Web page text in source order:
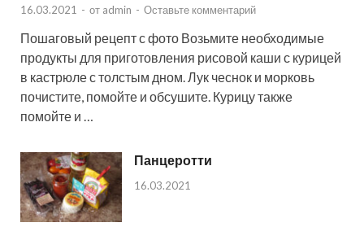
16.03.2021 - от admin - Оставьте комментарий
Пошаговый рецепт с фото Возьмите необходимые
продукты для приготовления рисовой каши с курицей
в кастрюле с толстым дном. Лук чеснок и морковь
почистите, помойте и обсушите. Курицу также
помойте и …
Панцеротти
16.03.2021